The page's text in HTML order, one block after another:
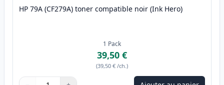
HP 79A (CF279A) toner compatible noir (Ink Hero)
1 Pack
39,50 €
(39,50 € /ch.)